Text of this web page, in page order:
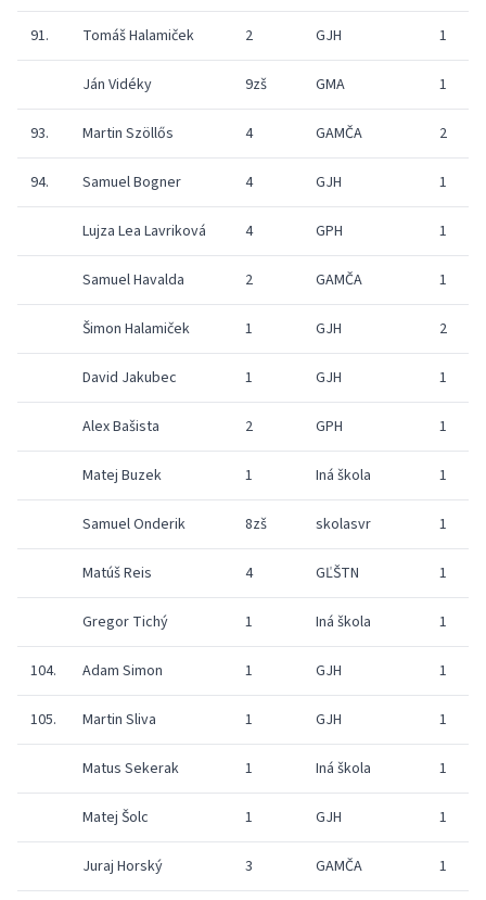
91. Tomáš Halamiček 2 GJH 1
Ján Vidéky 9zš GMA 1
93. Martin Szöllős 4 GAMČA 2
94. Samuel Bogner 4 GJH 1
Lujza Lea Lavriková 4 GPH 1
Samuel Havalda 2 GAMČA 1
Šimon Halamiček 1 GJH 2
David Jakubec 1 GJH 1
Alex Bašista 2 GPH 1
Matej Buzek 1 Iná škola 1
Samuel Onderik 8zš skolasvr 1
Matúš Reis 4 GĽŠTN 1
Gregor Tichý 1 Iná škola 1
104. Adam Simon 1 GJH 1
105. Martin Sliva 1 GJH 1
Matus Sekerak 1 Iná škola 1
Matej Šolc 1 GJH 1
Juraj Horský 3 GAMČA 1